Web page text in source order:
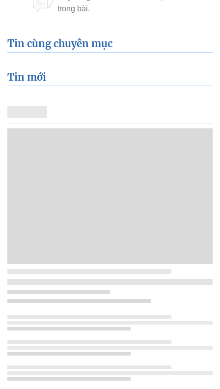
Tin cùng chuyên mục
Tin mới